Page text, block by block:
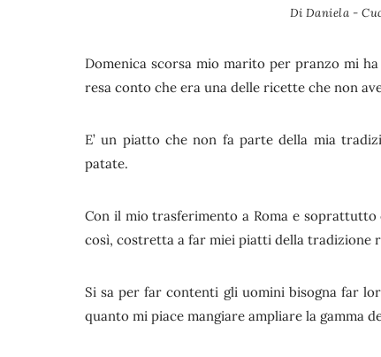
Di Daniela -
Domenica scorsa mio marito per pranzo mi
resa conto che era una delle ricette che non
E’ un piatto che non fa parte della mia
patate.
Con il mio trasferimento a Roma e
così, costretta a far miei piatti della tradizione
Si sa per far contenti gli uomini bisogna far
quanto mi piace mangiare ampliare la gamma